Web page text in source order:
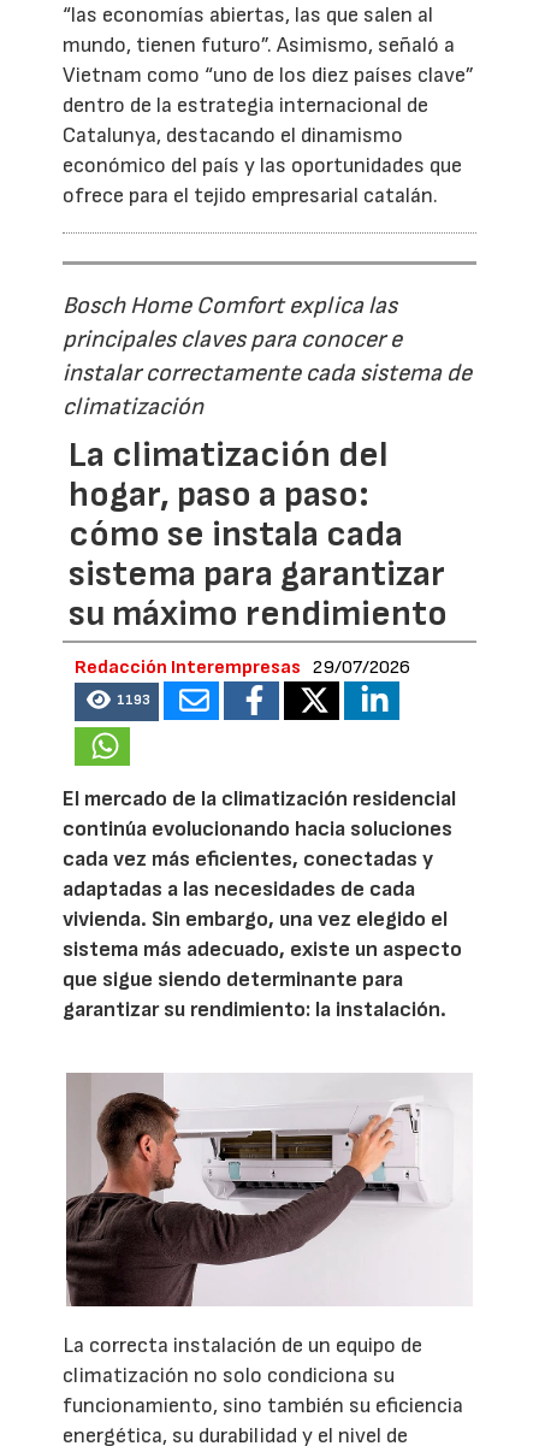
“las economías abiertas, las que salen al
mundo, tienen futuro”. Asimismo, señaló a
Vietnam como “uno de los diez países clave”
dentro de la estrategia internacional de
Catalunya, destacando el dinamismo
económico del país y las oportunidades que
ofrece para el tejido empresarial catalán.
Bosch Home Comfort explica las
principales claves para conocer e
instalar correctamente cada sistema de
climatización
La climatización del
hogar, paso a paso:
cómo se instala cada
sistema para garantizar
su máximo rendimiento
Redacción Interempresas 29/07/2026
1193
El mercado de la climatización residencial
continúa evolucionando hacia soluciones
cada vez más eficientes, conectadas y
adaptadas a las necesidades de cada
vivienda. Sin embargo, una vez elegido el
sistema más adecuado, existe un aspecto
que sigue siendo determinante para
garantizar su rendimiento: la instalación.
La correcta instalación de un equipo de
climatización no solo condiciona su
funcionamiento, sino también su eficiencia
energética, su durabilidad y el nivel de